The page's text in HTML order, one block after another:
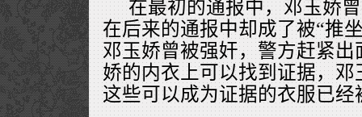
在最初的通报中，邓玉娇
在后来的通报中却成了被“推
邓玉娇曾被强奸，警方赶紧
娇的内衣上可以找到证据，
这些可以成为证据的衣服已经